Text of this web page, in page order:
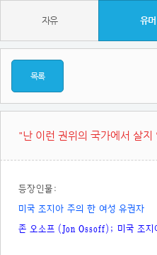
자유 유머
목록
"난 이런 권위의 국가에서 살지
등장인물:
미국 조지아 주의 한 여성 유권자
존 오소프 (Jon Ossoff); 미국 조지